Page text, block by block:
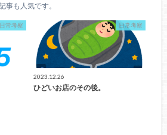
事も人気です。
日常考察 日常考察
2023.12.26
ひどいお店のその後。